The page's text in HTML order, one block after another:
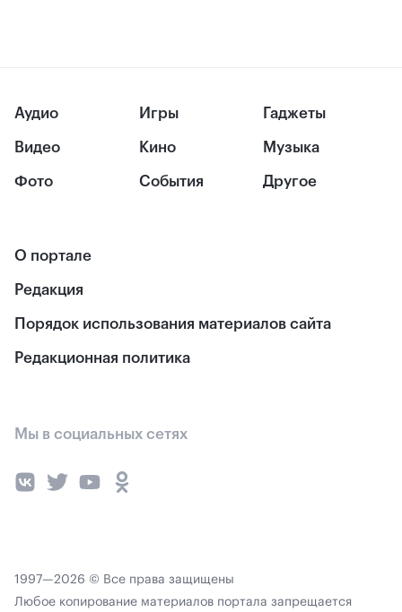
Аудио
Видео
Фото
Игры
Кино
События
Гаджеты
Музыка
Другое
О портале
Редакция
Порядок использования материалов сайта
Редакционная политика
Мы в социальных сетях
1997—2026 © Все права защищены
Любое копирование материалов портала запрещается